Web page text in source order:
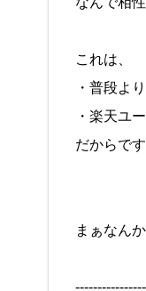
これは、
・普段よ
・楽天ユ
だからです
まぁなん